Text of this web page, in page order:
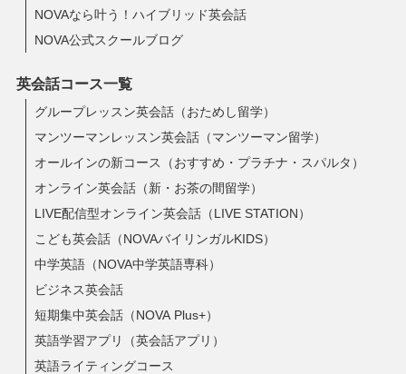
NOVAなら叶う！ハイブリッド英会話
NOVA公式スクールブログ
英会話コース一覧
グループレッスン英会話（おためし留学）
マンツーマンレッスン英会話（マンツーマン留学）
オールインの新コース（おすすめ・プラチナ・スパルタ）
オンライン英会話（新・お茶の間留学）
LIVE配信型オンライン英会話（LIVE STATION）
こども英会話（NOVAバイリンガルKIDS）
中学英語（NOVA中学英語専科）
ビジネス英会話
短期集中英会話（NOVA Plus+）
英語学習アプリ（英会話アプリ）
英語ライティングコース